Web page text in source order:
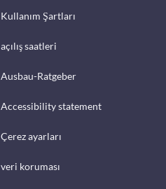
Kullanım Şartları
açılış saatleri
Ausbau-Ratgeber
Accessibility statement
Çerez ayarları
veri koruması